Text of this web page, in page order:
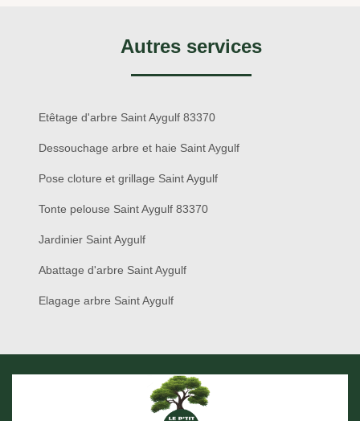
Autres services
Etêtage d'arbre Saint Aygulf 83370
Dessouchage arbre et haie Saint Aygulf
Pose cloture et grillage Saint Aygulf
Tonte pelouse Saint Aygulf 83370
Jardinier Saint Aygulf
Abattage d'arbre Saint Aygulf
Elagage arbre Saint Aygulf